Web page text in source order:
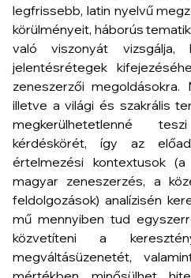
legfrissebb, latin nyelvű
körülményeit, háborús
való viszonyát
jelentésrétegek
zeneszerzői
illetve a világi és szakrális
megkerülhetetlenné
kérdéskörét, így az
értelmezési kontextusok
magyar zeneszerzés, a
feldolgozások) analízisén
mű mennyiben tud
közvetíteni a
megváltásüzenetét,